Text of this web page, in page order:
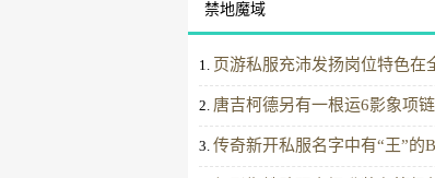
禁地魔域
1. 页游私服充沛发扬岗位特色在
2. 唐吉柯德另有一根运6影象项
3. 传奇新开私服名字中有“王”的